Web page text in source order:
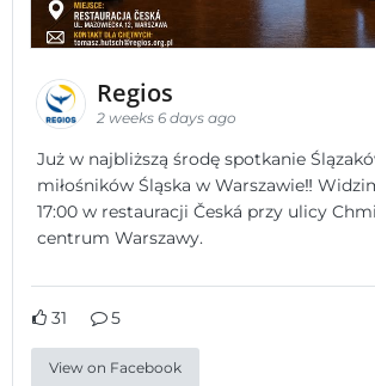
Regios
2 weeks 6 days ago
Już w najbliższą środę spotkanie
miłośników Śląska w Warszawie‼️
17:00 w restauracji Česká przy ulicy
centrum Warszawy.
31 5
View on Facebook